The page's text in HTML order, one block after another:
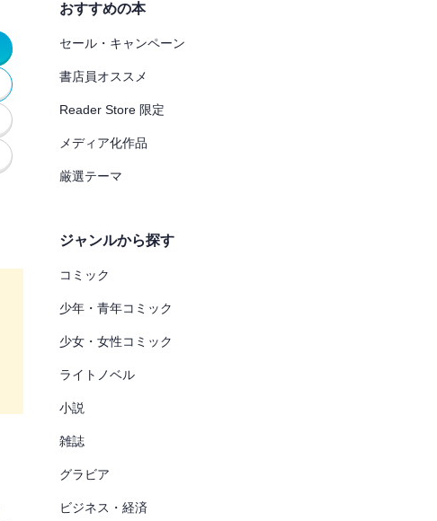
おすすめの本
セール・キャンペーン
書店員オススメ
Reader Store 限定
メディア化作品
厳選テーマ
ジャンルから探す
コミック
少年・青年コミック
少女・女性コミック
ライトノベル
小説
雑誌
グラビア
ビジネス・経済